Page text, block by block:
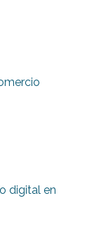
digital en